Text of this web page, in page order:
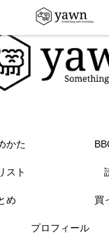
かた
スト
め 買
プロフィール